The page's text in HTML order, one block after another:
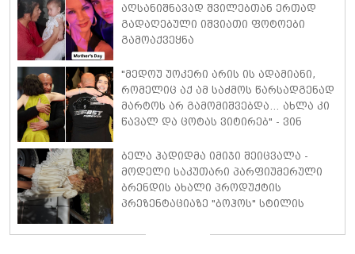
აღსანიშნავად შვილებთან ერთად
გადაღებული იშვიათი ფოტოები
გამოაქვეყნა
"მედოუ უოკერი არის ის ადამიანი,
რომელიც აქ ამ საძმოს წარსადგენად
მარტოს არ გამომიშვებდა… ახლა კი
წავალ და ცოტას ვიტირებ" - ვინ
პოლ უოკერის ქალიშვილს ემოციური
სიტყვებით მიმართავს
ბელა ჰადიდმა იმიჯი შეიცვალა -
მოდელი საკუთარი პარფიუმერული
ბრენდის ახალი პროდუქტის
პრეზენტაციაზე "ბოჰოს" სტილის
მინიკაბით გამოჩნდა